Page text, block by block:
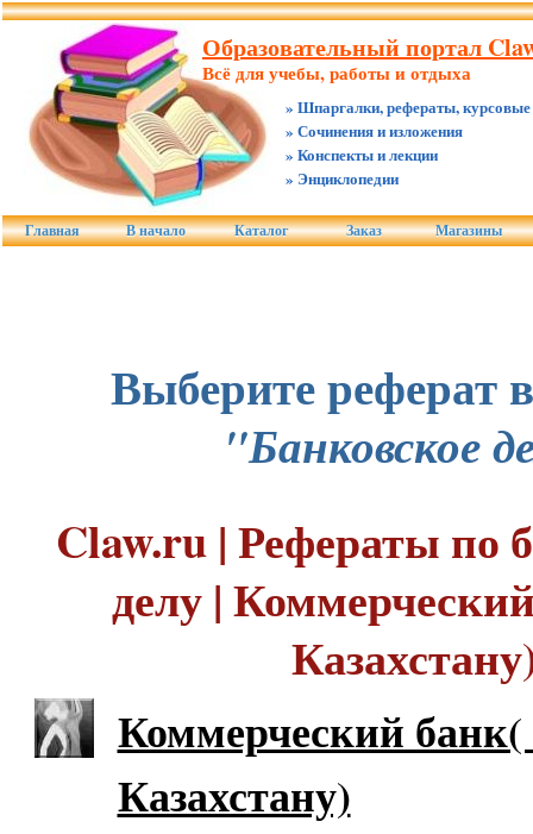
Образовательный портал
Всё для учебы, работы и отдыха
» Шпаргалки, рефераты, курсовые
» Сочинения и изложения
» Конспекты и лекции
» Энциклопедии
Главная В начало Каталог Заказ Магазины
Выберите реферат
"Банковское
Claw.ru | Рефераты по
делу |
Коммерческий банк(
Казахстану)